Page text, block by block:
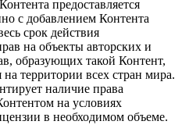
предоставляется
с добавлением Контента
срок действия
на объекты авторских и
образующих такой Контент,
на территории всех стран мира.
наличие права
на условиях
в необходимом объеме.